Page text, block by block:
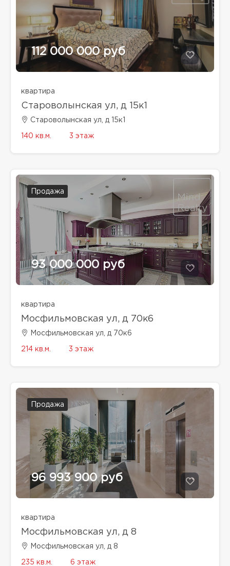
112 000 000 руб
квартира
Староволынская ул, д 15к1
Староволынская ул, д 15к1
140 кв.м. 3 этаж
Продажа
93 000 000 руб
квартира
Мосфильмовская ул, д 70к6
Мосфильмовская ул, д 70к6
214 кв.м. 3 этаж
Продажа
96 993 900 руб
квартира
Мосфильмовская ул, д 8
Мосфильмовская ул, д 8
235 кв.м. 6 этаж